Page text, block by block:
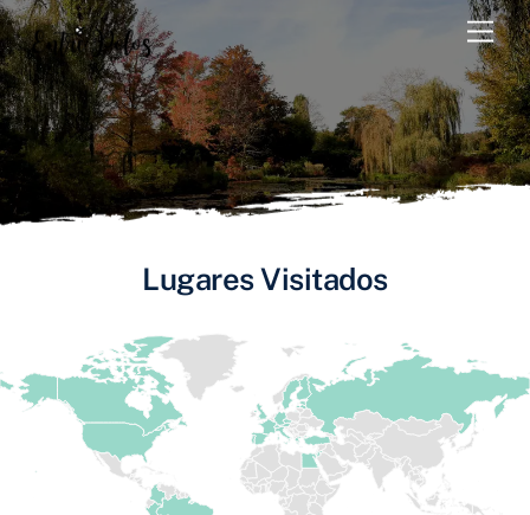
Skip
to
content
Lugares Visitados